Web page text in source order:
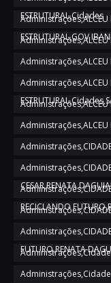
ESTRUTURAL,Cidades
Administrações,ALCEU
ESTRUTURAL,GOV
Administrações,ALCEU
Administrações,ALCEU
Administrações,ALCEU
Administrações,ALCEU
Administrações,ALCEU
CESAR,RENATA
RECICLANDO
Administrações,CIDADE
FUTURO,RENATA